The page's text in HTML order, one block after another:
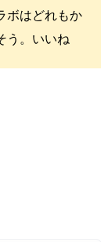
ボはどれもか
う。いいね